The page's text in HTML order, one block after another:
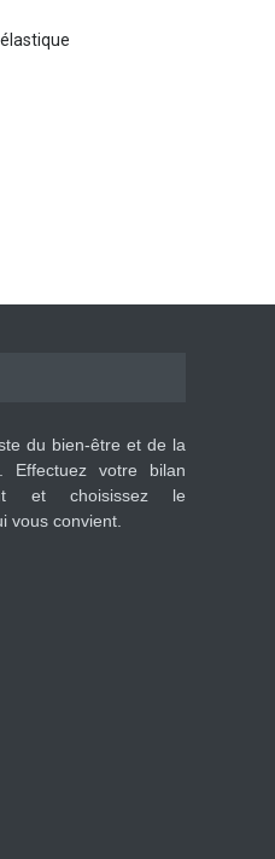
du bien-être et de la
Effectuez votre bilan
et choisissez le
vous convient.